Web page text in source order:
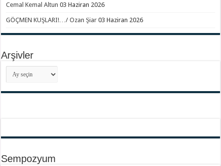
Cemal Kemal Altun 03 Haziran 2026
GÖÇMEN KUŞLARI!…/ Ozan Şiar 03 Haziran 2026
Arşivler
Arşivler
Sempozyum